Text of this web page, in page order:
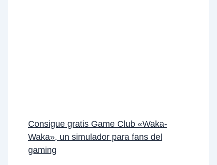
Consigue gratis Game Club «Waka-
Waka», un simulador para fans del
gaming